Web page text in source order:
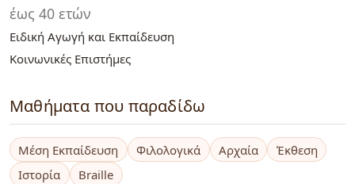
έως 40 ετών
Ειδική Αγωγή και Εκπαίδευση
Κοινωνικές Επιστήμες
Μαθήματα που παραδίδω
Μέση Εκπαίδευση Φιλολογικά Αρχαία
Έκθεση
Ιστορία
Braille